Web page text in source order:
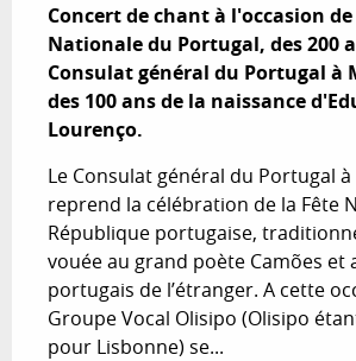
Concert de chant à l'occasion
Nationale du Portugal, des 200
Consulat général du Portugal à
des 100 ans de la naissance
Lourenço.
Le Consulat général du Portugal
reprend la célébration de la Fête
République portugaise,
vouée au grand poète Camões et
portugais de l’étranger. A cette
Groupe Vocal Olisipo (Olisipo
pour Lisbonne) se...